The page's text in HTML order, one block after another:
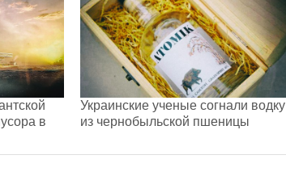
в
Украинские ученые согнали водку
из чернобыльской пшеницы